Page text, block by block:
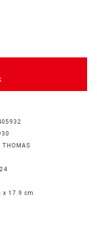
THOMAS
x 17.9 cm